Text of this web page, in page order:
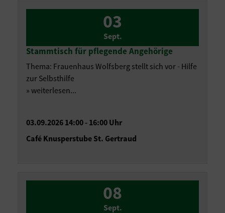
03
Sept.
Stammtisch für pflegende Angehörige
Thema: Frauenhaus Wolfsberg stellt sich vor - Hilfe
zur Selbsthilfe
» weiterlesen...
03.09.2026 14:00 - 16:00 Uhr
Café Knusperstube St. Gertraud
08
Sept.